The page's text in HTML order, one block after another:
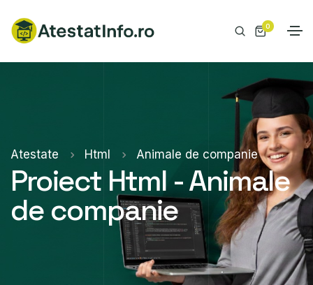
0
Atestate Html Animale de companie
Proiect Html - Animale
de companie